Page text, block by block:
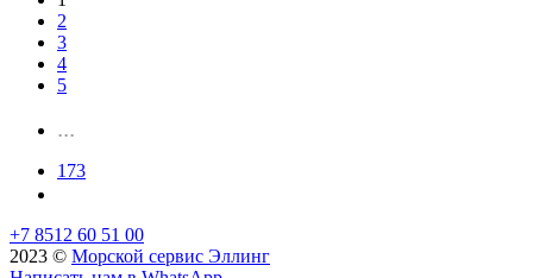
2
3
4
5
...
173
+7 8512 60 51 00
2023 ©️ Морской сервис Эллинг